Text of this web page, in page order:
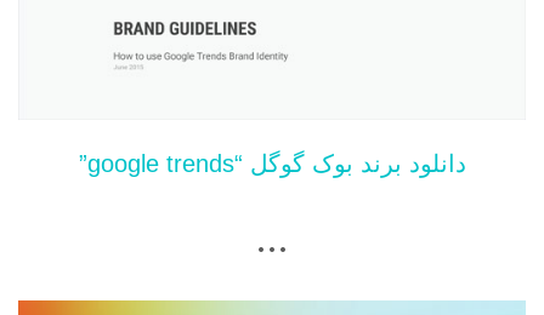
دانلود برند بوک گوگل “google trends”
…